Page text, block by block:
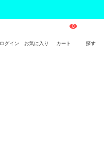
ログイン お気に入り カート 探す